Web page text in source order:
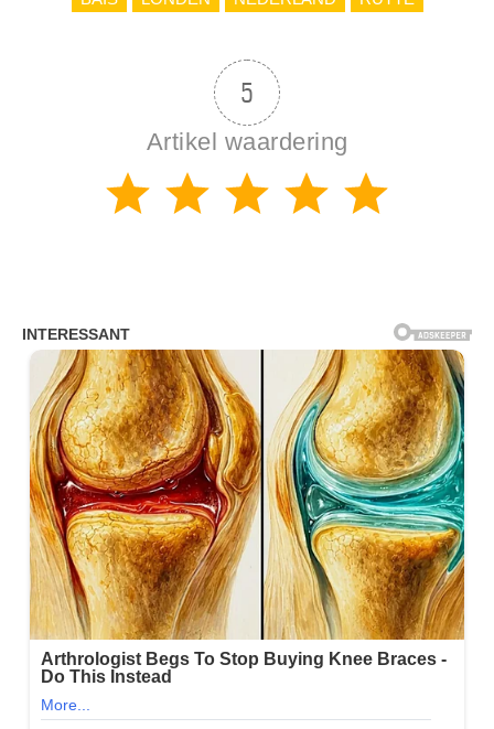
5
Artikel waardering